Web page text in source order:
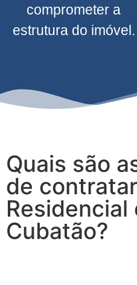
comprometer a
estrutura do imóvel.
Quais são
de
Residencial
Cubatão?